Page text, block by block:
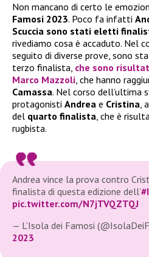
Non mancano di certo le
Famosi 2023. Poco fa infatti
Scuccia sono stati eletti
rivediamo cosa è accaduto. Nel
seguito di diverse prove, sono
terzo finalista, che sono
Marco Mazzoli, che hanno
Camassa. Nel corso dell’ultima
protagonisti Andrea e Cristina,
del quarto finalista, che è
rugbista.
Andrea vince la prova contro
finalista di questa edizione dell’
pic.twitter.com/N7jTVQZTQJ
— L’Isola dei Famosi
2023